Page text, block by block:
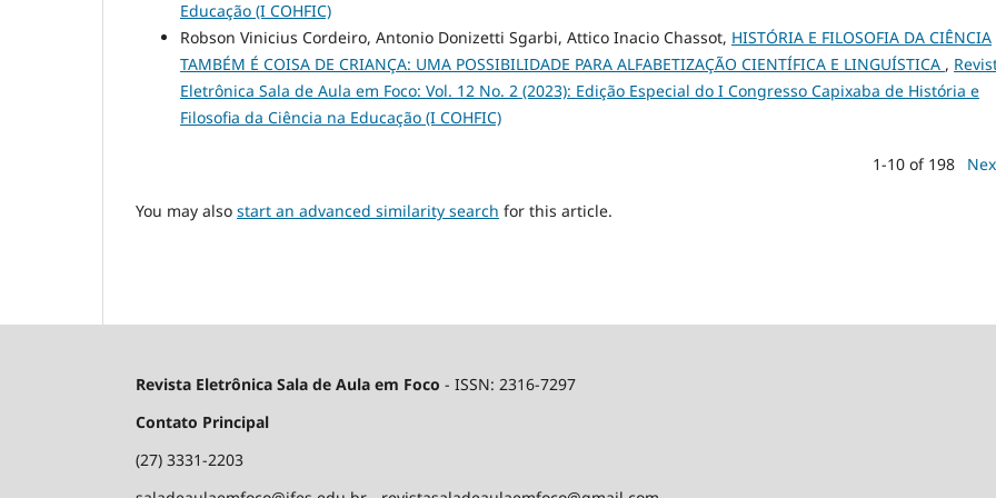
Educação (I COHFIC)
Robson Vinicius Cordeiro, Antonio Donizetti Sgarbi, Attico Inacio Chassot, HISTÓRIA E FILOSOFIA DA CIÊNCIA
TAMBÉM É COISA DE CRIANÇA: UMA POSSIBILIDADE PARA ALFABETIZAÇÃO CIENTÍFICA E LINGUÍSTICA ,
Eletrônica Sala de Aula em Foco: Vol. 12 No. 2 (2023): Edição Especial do I Congresso Capixaba de História e
Filosofia da Ciência na Educação (I COHFIC)
1-10 of 198
You may also start an advanced similarity search for this article.
Revista Eletrônica Sala de Aula em Foco - ISSN: 2316-7297
Contato Principal
(27) 3331-2203